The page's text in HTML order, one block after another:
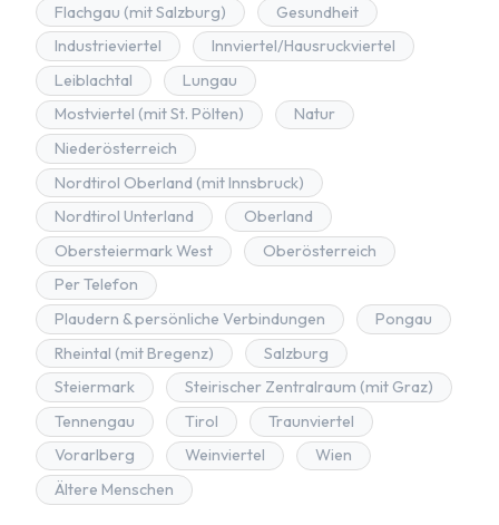
Flachgau (mit Salzburg)
Gesundheit
Industrieviertel
Innviertel/Hausruckviertel
Leiblachtal
Lungau
Mostviertel (mit St. Pölten)
Natur
Niederösterreich
Nordtirol Oberland (mit Innsbruck)
Nordtirol Unterland
Oberland
Obersteiermark West
Oberösterreich
Per Telefon
Plaudern & persönliche Verbindungen
Pongau
Rheintal (mit Bregenz)
Salzburg
Steiermark
Steirischer Zentralraum (mit Graz)
Tennengau
Tirol
Traunviertel
Vorarlberg
Weinviertel
Wien
Ältere Menschen